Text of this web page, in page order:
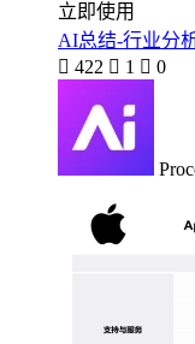
立即使用
AI总结-行业分
 422  1  0